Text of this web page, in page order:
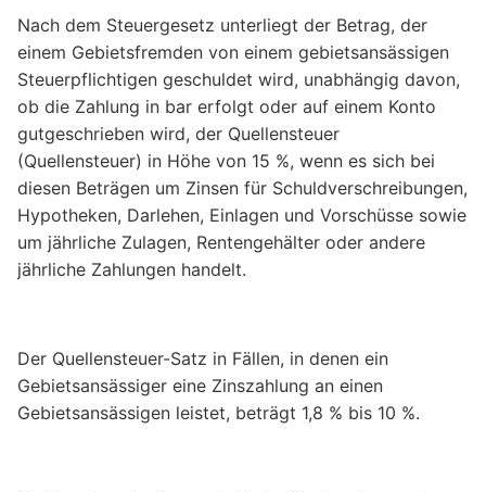
Nach dem Steuergesetz unterliegt der Betrag, der
einem Gebietsfremden von einem gebietsansässigen
Steuerpflichtigen geschuldet wird, unabhängig davon,
ob die Zahlung in bar erfolgt oder auf einem Konto
gutgeschrieben wird, der Quellensteuer
(Quellensteuer) in Höhe von 15 %, wenn es sich bei
diesen Beträgen um Zinsen für Schuldverschreibungen,
Hypotheken, Darlehen, Einlagen und Vorschüsse sowie
um jährliche Zulagen, Rentengehälter oder andere
jährliche Zahlungen handelt.
Der Quellensteuer-Satz in Fällen, in denen ein
Gebietsansässiger eine Zinszahlung an einen
Gebietsansässigen leistet, beträgt 1,8 % bis 10 %.